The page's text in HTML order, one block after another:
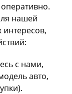
нашей
с нами,
авто,